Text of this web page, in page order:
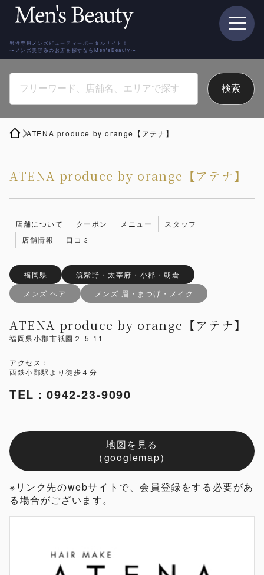
男性専用メンズビューティーポータルサイト！
〜メンズ美容系のお店を探すならMen'sBeauty〜
ATENA produce by orange【アテナ】
ATENA produce by orange【アテナ】
店舗について クーポン メニュー
スタッフ
店舗情報
口コミ
福岡県
筑紫野・太宰府・小郡・朝倉
メンズ ヘア
メンズ 眉・まつげ・メイク
ATENA produce by orange【アテナ】
福岡県小郡市祇園２-5-11
アクセス：
西鉄小郡駅より徒歩４分
TEL：0942-23-9090
地図を見る
（googlemap）
※リンク先のwebサイトで、会員登録をする必要があ
る場合がございます。